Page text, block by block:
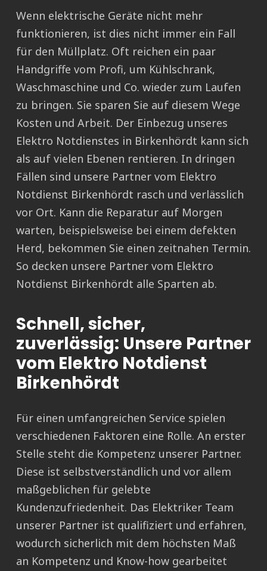
Wenn elektrische Geräte nicht mehr
funktionieren, ist dies nicht immer ein Fall
für den Müllplatz. Oft reichen ein paar
Handgriffe vom Profi, um Kühlschrank,
Waschmaschine und Co. wieder zum Laufen
zu bringen. Sie sparen Sie auf diesem Wege
Kosten und Arbeit. Der Einbezug unseres
Elektro Notdienstes in Birkenhördt kann sich
als auf vielen Ebenen rentieren. In dringen
Fällen sind unsere Partner vom Elektro
Notdienst Birkenhördt rasch und verlässlich
vor Ort. Kann die Reparatur auf Morgen
warten, beispielsweise bei einem defekten
Herd, bekommen Sie einen zeitnahen Termin.
So decken unsere Partner vom Elektro
Notdienst Birkenhördt alle Sparten ab.
Schnell, sicher,
zuverlässig: Unsere Partner
vom Elektro Notdienst
Birkenhördt
Für einen umfangreichen Service spielen
verschiedenen Faktoren eine Rolle. An erster
Stelle steht die Kompetenz unserer Partner.
Diese ist selbstverständlich und vor allem
maßgeblichen für gelebte
Kundenzufriedenheit. Das Elektriker Team
unserer Partner ist qualifiziert und erfahren,
wodurch sicherlich mit dem höchsten Maß
an Kompetenz und Know-how gearbeitet